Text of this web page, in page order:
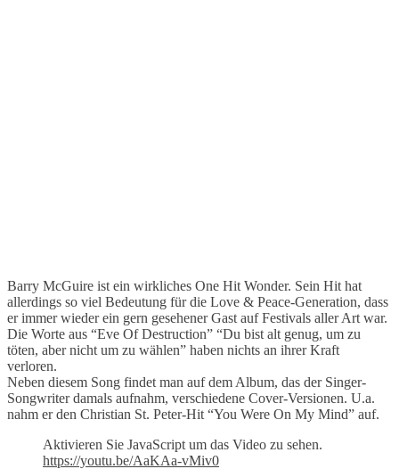
Barry McGuire ist ein wirkliches One Hit Wonder. Sein Hit hat
allerdings so viel Bedeutung für die Love & Peace-Generation, dass
er immer wieder ein gern gesehener Gast auf Festivals aller Art war.
Die Worte aus “Eve Of Destruction” “Du bist alt genug, um zu
töten, aber nicht um zu wählen” haben nichts an ihrer Kraft
verloren.
Neben diesem Song findet man auf dem Album, das der Singer-
Songwriter damals aufnahm, verschiedene Cover-Versionen. U.a.
nahm er den Christian St. Peter-Hit “You Were On My Mind” auf.
Aktivieren Sie JavaScript um das Video zu sehen.
https://youtu.be/AaKAa-vMiv0